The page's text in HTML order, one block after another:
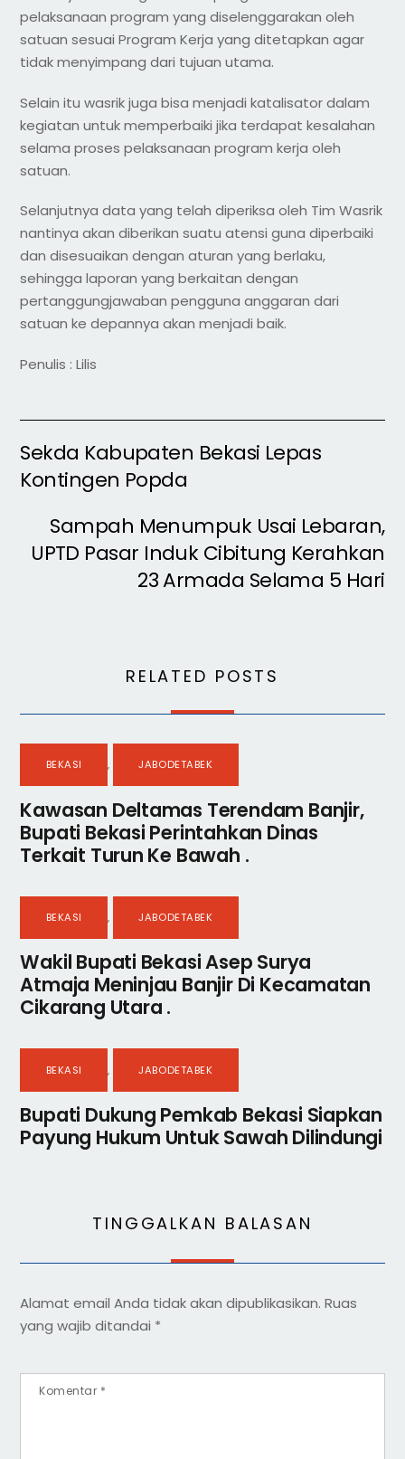
pelaksanaan program yang diselenggarakan oleh
satuan sesuai Program Kerja yang ditetapkan agar
tidak menyimpang dari tujuan utama.
Selain itu wasrik juga bisa menjadi katalisator dalam
kegiatan untuk memperbaiki jika terdapat kesalahan
selama proses pelaksanaan program kerja oleh
satuan.
Selanjutnya data yang telah diperiksa oleh Tim Wasrik
nantinya akan diberikan suatu atensi guna diperbaiki
dan disesuaikan dengan aturan yang berlaku,
sehingga laporan yang berkaitan dengan
pertanggungjawaban pengguna anggaran dari
satuan ke depannya akan menjadi baik.
Penulis : Lilis
Sekda Kabupaten Bekasi Lepas
Kontingen Popda
Sampah Menumpuk Usai Lebaran,
UPTD Pasar Induk Cibitung Kerahkan
23 Armada Selama 5 Hari
RELATED POSTS
BEKASI , JABODETABEK
Kawasan Deltamas Terendam Banjir,
Bupati Bekasi Perintahkan Dinas
Terkait Turun Ke Bawah .
BEKASI , JABODETABEK
Wakil Bupati Bekasi Asep Surya
Atmaja Meninjau Banjir Di Kecamatan
Cikarang Utara .
BEKASI , JABODETABEK
Bupati Dukung Pemkab Bekasi Siapkan
Payung Hukum Untuk Sawah Dilindungi
TINGGALKAN BALASAN
Alamat email Anda tidak akan dipublikasikan. Ruas
yang wajib ditandai *
Komentar *